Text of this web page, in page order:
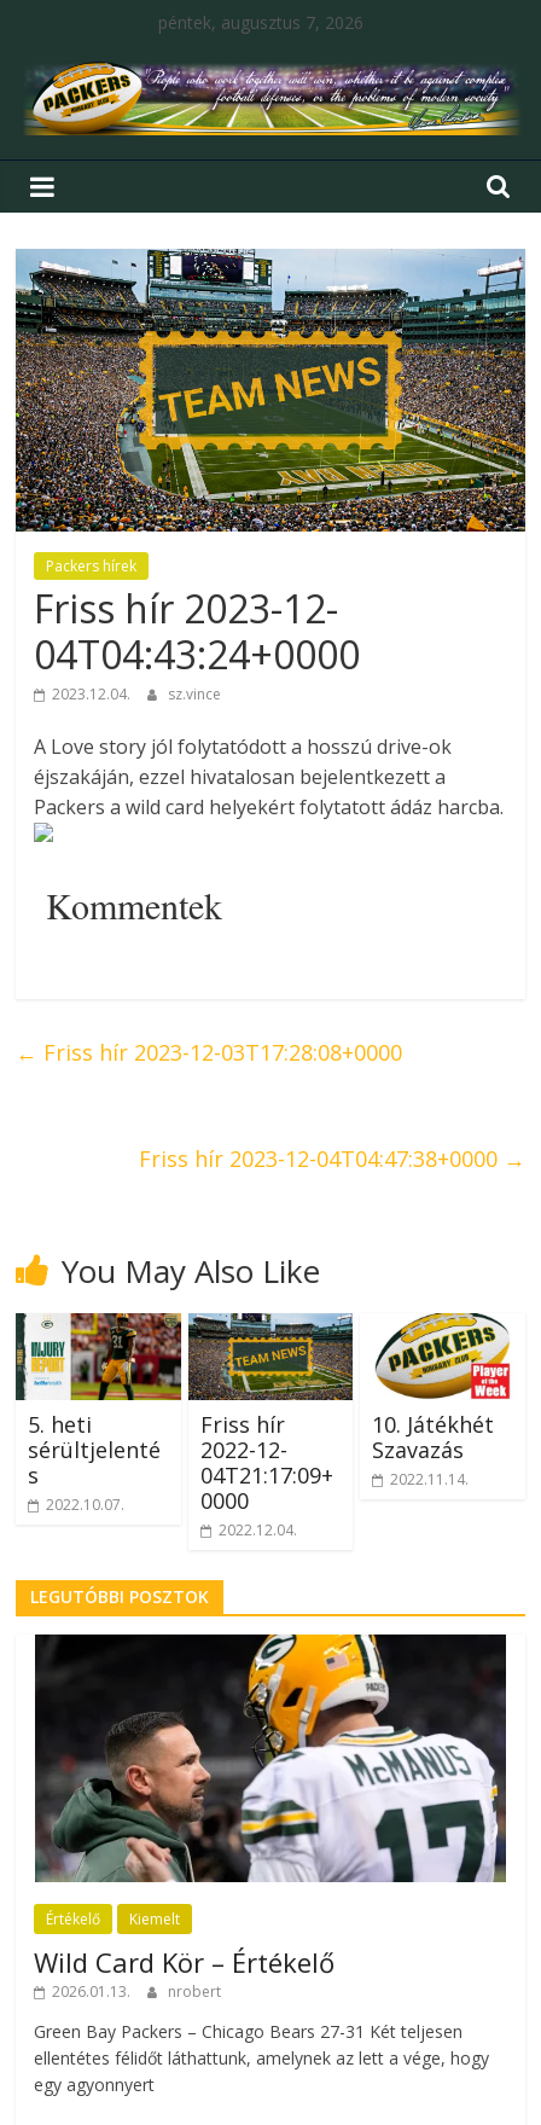
péntek, augusztus 7, 2026
Packers hírek
Friss hír 2023-12-
04T04:43:24+0000
2023.12.04. sz.vince
A Love story jól folytatódott a hosszú drive-ok
éjszakáján, ezzel hivatalosan bejelentkezett a
Packers a wild card helyekért folytatott ádáz harcba.
Kommentek
← Friss hír 2023-12-03T17:28:08+0000
Friss hír 2023-12-04T04:47:38+0000 →
You May Also Like
5. heti
sérültjelenté
s
2022.10.07.
Friss hír
2022-12-
04T21:17:09+
0000
2022.12.04.
10. Játékhét
Szavazás
2022.11.14.
LEGUTÓBBI POSZTOK
Értékelő Kiemelt
Wild Card Kör – Értékelő
2026.01.13. nrobert
Green Bay Packers – Chicago Bears 27-31 Két teljesen
ellentétes félidőt láthattunk, amelynek az lett a vége, hogy
egy agyonnyert